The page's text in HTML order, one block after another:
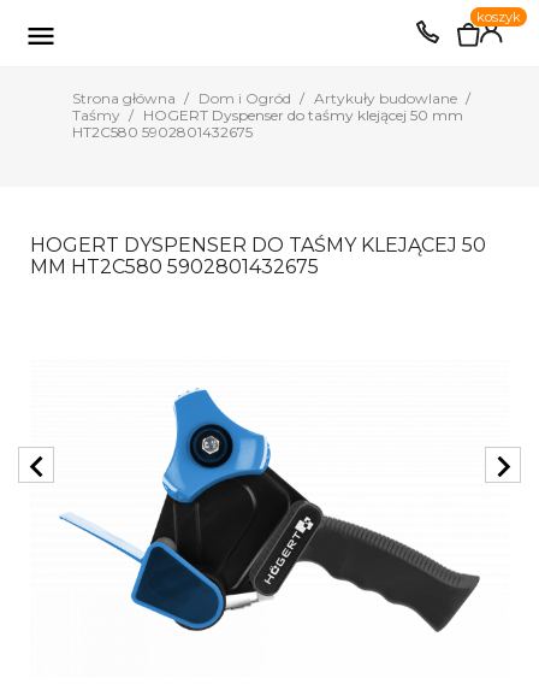
EUR PLN

0
koszyk
Strona główna Dom i Ogród
Artykuły budowlane
Taśmy
HOGERT Dyspenser do taśmy klejącej 50 mm
HT2C580 5902801432675
HOGERT DYSPENSER DO TAŚMY KLEJĄCEJ 50
MM HT2C580 5902801432675
chevron_left chevron_right